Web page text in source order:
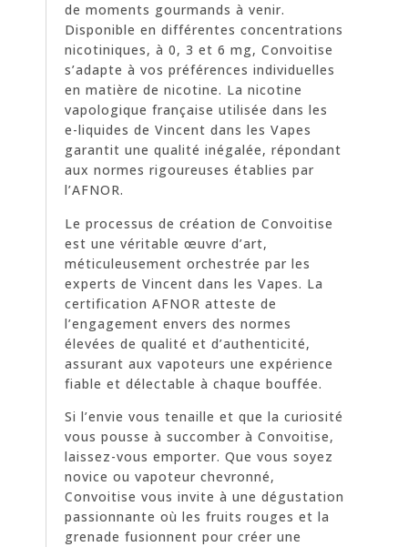
de moments gourmands à venir.
Disponible en différentes concentrations
nicotiniques, à 0, 3 et 6 mg, Convoitise
s’adapte à vos préférences individuelles
en matière de nicotine. La nicotine
vapologique française utilisée dans les
e-liquides de Vincent dans les Vapes
garantit une qualité inégalée, répondant
aux normes rigoureuses établies par
l’AFNOR.
Le processus de création de Convoitise
est une véritable œuvre d’art,
méticuleusement orchestrée par les
experts de Vincent dans les Vapes. La
certification AFNOR atteste de
l’engagement envers des normes
élevées de qualité et d’authenticité,
assurant aux vapoteurs une expérience
fiable et délectable à chaque bouffée.
Si l’envie vous tenaille et que la curiosité
vous pousse à succomber à Convoitise,
laissez-vous emporter. Que vous soyez
novice ou vapoteur chevronné,
Convoitise vous invite à une dégustation
passionnante où les fruits rouges et la
grenade fusionnent pour créer une